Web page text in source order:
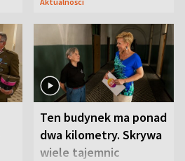
Ten budynek ma ponad
dwa kilometry. Skrywa
wiele tajemnic